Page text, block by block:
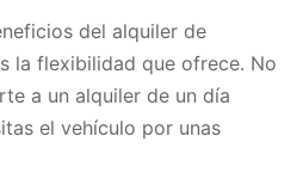
del alquiler de
la flexibilidad que ofrece. No
a un alquiler de un día
el vehículo por unas